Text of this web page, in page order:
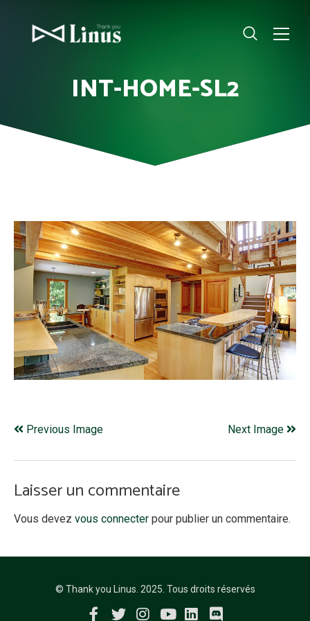
INT-HOME-SL2
Previous Image Next Image
Laisser un commentaire
Vous devez vous connecter pour publier un commentaire.
© Thank you Linus. 2025. Tous droits réservés